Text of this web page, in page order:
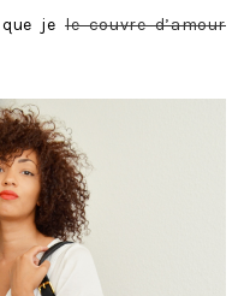
que jele couvre d’amour